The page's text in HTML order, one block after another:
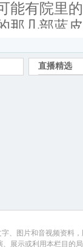
能有院里
那几部蓝
除了中国
智库，而
注。
地方没有